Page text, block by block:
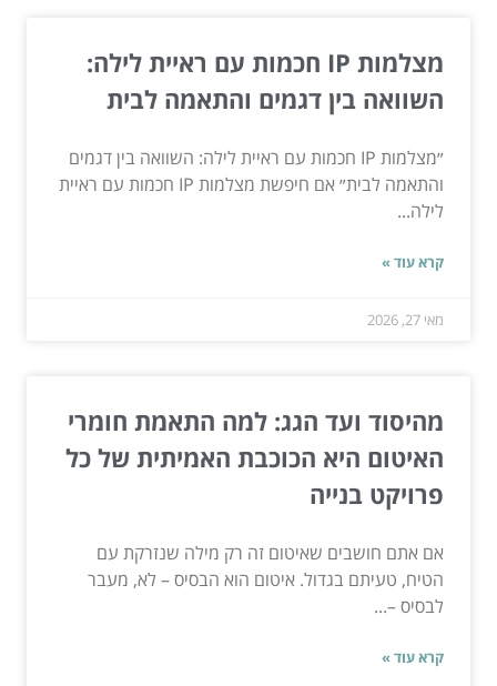
מצלמות IP חכמות עם ראיית לילה:
השוואה בין דגמים והתאמה לבית
״מצלמות IP חכמות עם ראיית לילה: השוואה בין דגמים
והתאמה לבית״ אם חיפשת מצלמות IP חכמות עם ראיית
לילה...
קרא עוד »
מאי 27, 2026
מהיסוד ועד הגג: למה התאמת חומרי
האיטום היא הכוכבת האמיתית של כל
פרויקט בנייה
אם אתם חושבים שאיטום זה רק מילה שנזרקת עם
הטיח, טעיתם בגדול. איטום הוא הבסיס – לא, מעבר
לבסיס –...
קרא עוד »